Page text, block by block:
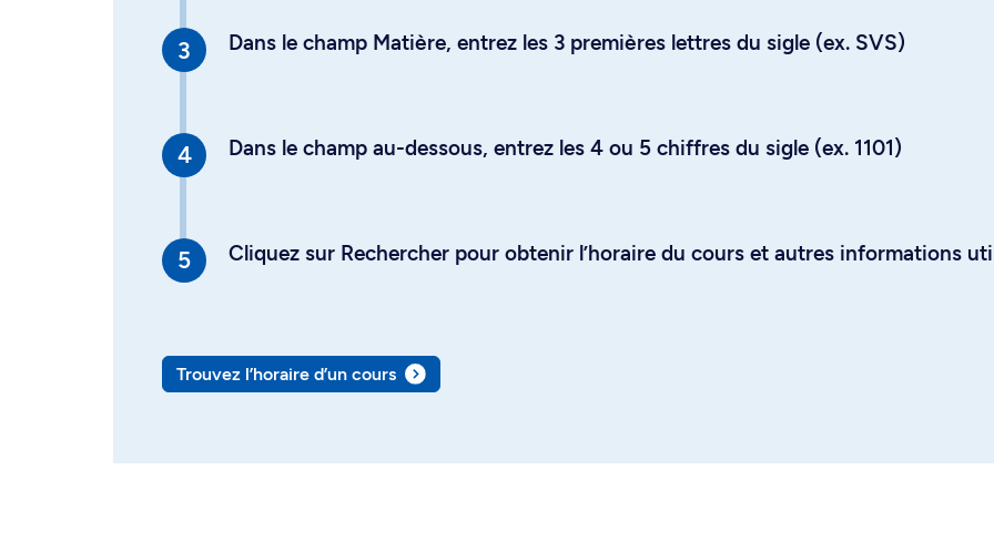
Dans le champ Matière, entrez les 3 premières lettres du sigle (ex. SVS)
Dans le champ au-dessous, entrez les 4 ou 5 chiffres du sigle (ex. 1101)
Cliquez sur Rechercher pour obtenir l’horaire du cours et autres informations
Trouvez l’horaire d’un cours